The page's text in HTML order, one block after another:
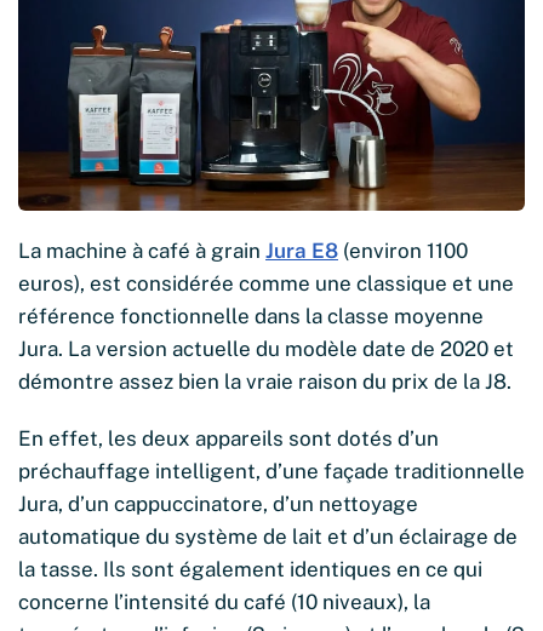
La machine à café à grain Jura E8 (environ 1100
euros), est considérée comme une classique et une
référence fonctionnelle dans la classe moyenne
Jura. La version actuelle du modèle date de 2020 et
démontre assez bien la vraie raison du prix de la J8.
En effet, les deux appareils sont dotés d’un
préchauffage intelligent, d’une façade traditionnelle
Jura, d’un cappuccinatore, d’un nettoyage
automatique du système de lait et d’un éclairage de
la tasse. Ils sont également identiques en ce qui
concerne l’intensité du café (10 niveaux), la